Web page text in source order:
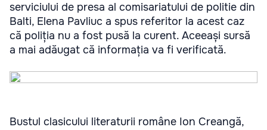
serviciului de presa al comisariatului de politie din
Balti, Elena Pavliuc a spus referitor la acest caz
că poliția nu a fost pusă la curent. Aceeași sursă
a mai adăugat că informația va fi verificată.
Bustul clasicului literaturii române Ion Creangă,